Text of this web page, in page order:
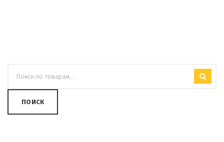
ПОИСК